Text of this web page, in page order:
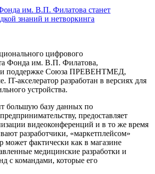
цифрового
Фонда им. В.П. Филатова,
поддержке Союза ПРЕВЕНТМЕД,
IT-акселератор разработан в версиях для
устройства.
большую базу данных по
предоставляет
видеоконференций и в то же время
разработчики, «маркетплейсом»
может фактически как в магазине
медицинские разработки и
с командами, которые его